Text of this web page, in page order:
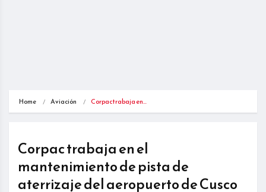
Home Aviación Corpac trabaja en…
Corpac trabaja en el
mantenimiento de pista de
aterrizaje del aeropuerto de Cusco